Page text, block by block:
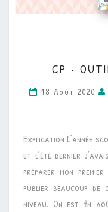
CP •
18 Août 2020
Explication L’année
et l’été dernier
préparer mon
publier beaucoup
niveau. On est fin